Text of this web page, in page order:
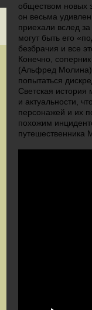
обществом новых
он весьма
приехали вслед
могут быть его
безбрачия и все
Конечно,
(Альфред
попытаться
Светская история
и актуальности,
персонажей и их
похожим
путешественника